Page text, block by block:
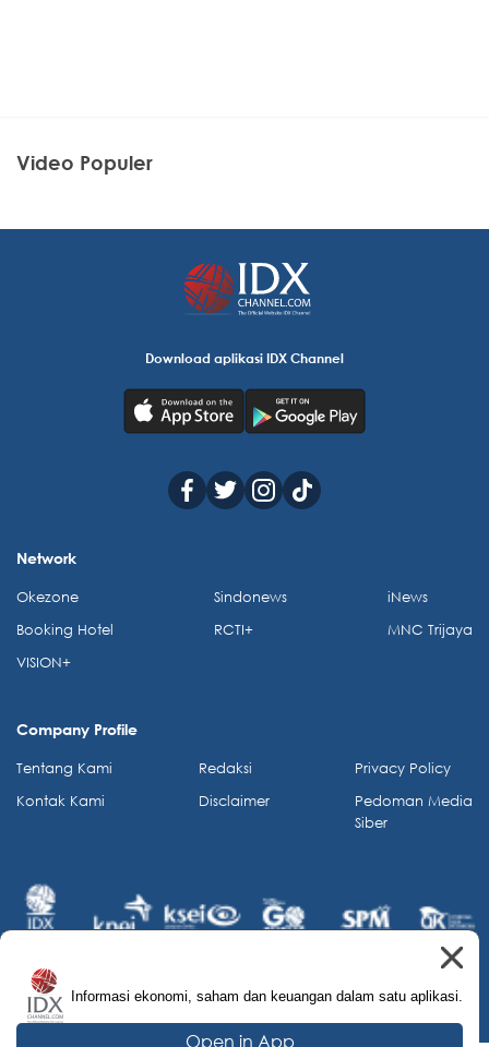
Video Populer
Informasi ekonomi, saham dan keuangan dalam satu aplikasi.
Open in App
Download aplikasi IDX Channel
Network
Okezone
Booking Hotel
VISION+
Sindonews
RCTI+
iNews
MNC Trijaya
Company Profile
Tentang Kami
Kontak Kami
Redaksi
Disclaimer
Privacy Policy
Pedoman Media
Siber
© 2026 IDX Channel. All Rights Reserved.